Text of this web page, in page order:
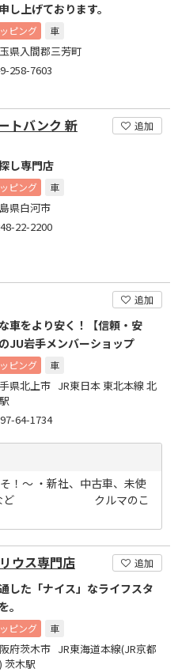
し上げております。
ピング 車
県入間郡三芳町
258-7603
トバンク 新
追加
し専門店
ピング 車
県白河市
22-2200
追加
車をより安く！【信頼・安
JU岩手メンバーショップ
ピング 車
県北上市 JR東日本 東北本線 北
64-1734
！～ ・新社、中古車、未使
塗装など クルマのこ
ウス専門店 追加
した「ナイス」なライフスタ
。
ピング 車
府茨木市 JR東海道本線(JR京都
茨木駅